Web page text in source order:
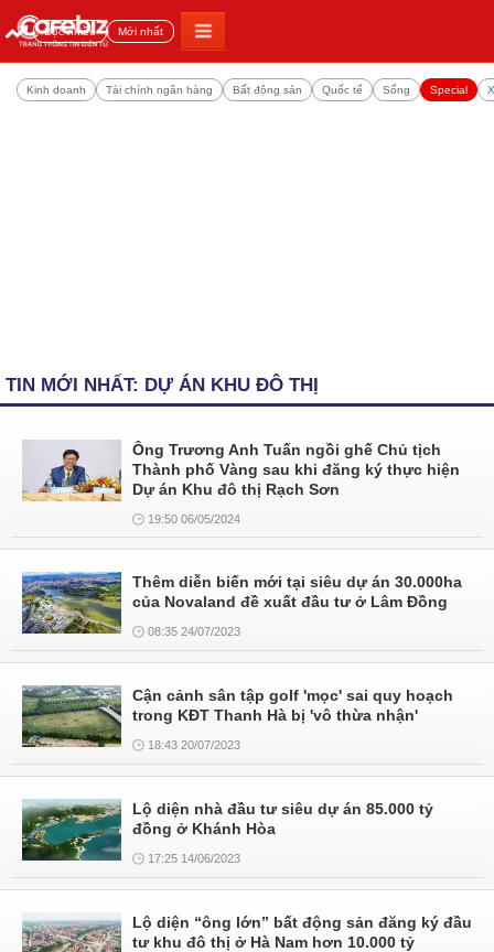
Đọc nhiều Mới nhất
Kinh doanh Tài chính ngân hàng Bất động sản Quốc tế Sống Special
TIN MỚI NHẤT: DỰ ÁN KHU ĐÔ THỊ
Ông Trương Anh Tuấn ngồi ghế Chủ tịch
Thành phố Vàng sau khi đăng ký thực hiện
Dự án Khu đô thị Rạch Sơn
19:50 06/05/2024
Thêm diễn biến mới tại siêu dự án 30.000ha
của Novaland đề xuất đầu tư ở Lâm Đồng
08:35 24/07/2023
Cận cảnh sân tập golf 'mọc' sai quy hoạch
trong KĐT Thanh Hà bị 'vô thừa nhận'
18:43 20/07/2023
Lộ diện nhà đầu tư siêu dự án 85.000 tỷ
đồng ở Khánh Hòa
17:25 14/06/2023
Lộ diện “ông lớn” bất động sản đăng ký đầu
tư khu đô thị ở Hà Nam hơn 10.000 tỷ